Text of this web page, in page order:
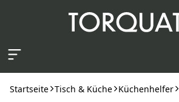
Startseite Tisch & Küche Küchenhelfer